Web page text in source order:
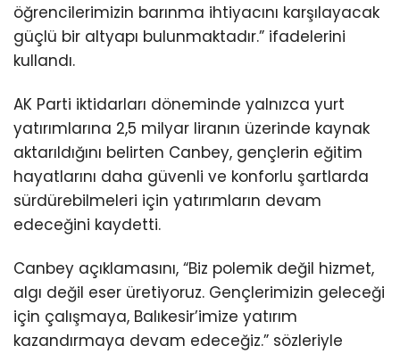
öğrencilerimizin barınma ihtiyacını karşılayacak
güçlü bir altyapı bulunmaktadır.” ifadelerini
kullandı.
AK Parti iktidarları döneminde yalnızca yurt
yatırımlarına 2,5 milyar liranın üzerinde kaynak
aktarıldığını belirten Canbey, gençlerin eğitim
hayatlarını daha güvenli ve konforlu şartlarda
sürdürebilmeleri için yatırımların devam
edeceğini kaydetti.
Canbey açıklamasını, “Biz polemik değil hizmet,
algı değil eser üretiyoruz. Gençlerimizin geleceği
için çalışmaya, Balıkesir’imize yatırım
kazandırmaya devam edeceğiz.” sözleriyle